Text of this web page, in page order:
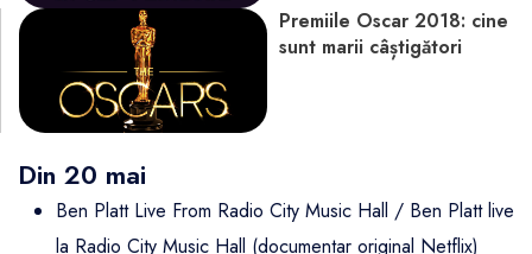
Premiile Oscar 2018: cine
sunt marii câștigători
Din 20 mai
Ben Platt Live From Radio City Music Hall / Ben Platt live
la Radio City Music Hall (documentar original Netflix)